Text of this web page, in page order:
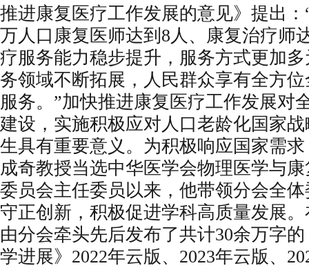
推进康复医疗工作发展的意见》提出：
万人口康复医师达到8人、康复治疗师
疗服务能力稳步提升，服务方式更加
务领域不断拓展，人民群众享有全方
服务。”加快推进康复医疗工作发展对
建设，实施积极应对人口老龄化国家
生具有重要意义。为积极响应国家需求
成奇教授当选中华医学会物理医学与
委员会主任委员以来，他带领分会全
守正创新，积极促进学科高质量发展
由分会牵头先后发布了共计30余万字
学进展》2022年云版、2023年云版、